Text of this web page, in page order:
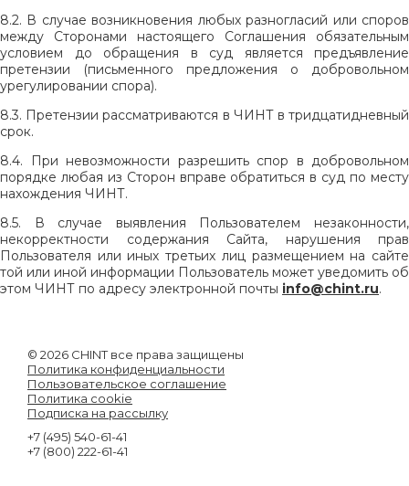
8.2. В случае возникновения любых разногласий или споров
между Сторонами настоящего Соглашения обязательным
условием до обращения в суд является предъявление
претензии (письменного предложения о добровольном
урегулировании спора).
8.3. Претензии рассматриваются в ЧИНТ в тридцатидневный
срок.
8.4. При невозможности разрешить спор в добровольном
порядке любая из Сторон вправе обратиться в суд по месту
нахождения ЧИНТ.
8.5. В случае выявления Пользователем незаконности,
некорректности содержания Сайта, нарушения прав
Пользователя или иных третьих лиц размещением на сайте
той или иной информации Пользователь может уведомить об
этом ЧИНТ по адресу электронной почты info@chint.ru.
© 2026 CHINT все права защищены
Политика конфиденциальности
Пользовательское соглашение
Политика cookie
Подписка на рассылку
+7 (495) 540-61-41
+7 (800) 222-61-41